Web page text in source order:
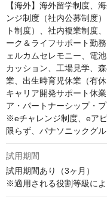
【海外】海外留学制度、
ンジ制度（社内公募制度
ト制度）、社内複業制度
ーク＆ライフサポート勤
ェルカムセレモニー、電
カッション、工場見学、
業、出生時育児休業（有
キャリア開発サポート休
ア・パートナーシップ・
※eチャレンジ制度、eア
限らず、パナソニックグ
試用期間
試用期間あり（3ヶ月）
※適用される役割等級に